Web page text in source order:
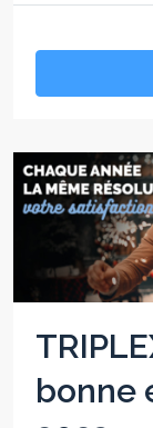
bonne